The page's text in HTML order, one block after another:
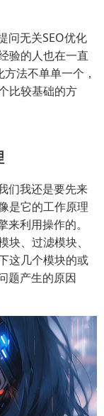
问无关SEO优化
验的人也在一直
法不单单一个，
比较基础的方
们我还是要先来
是它的工作原理
利用操作的。
、过滤模块、
这几个模块的或
题产生的原因